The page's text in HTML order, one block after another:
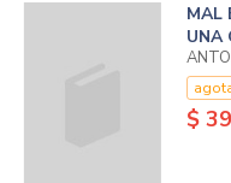
MAL
UNA
$